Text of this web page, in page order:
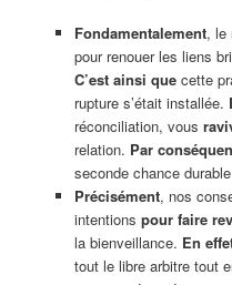
Fondamentalement, le
pour renouer les liens
C’est ainsi quecette
rupture s’était installée.
réconciliation, vous
relation. Par
seconde chance
Précisément, nos
intentions pour faire
la bienveillance. En
tout le libre arbitre tout